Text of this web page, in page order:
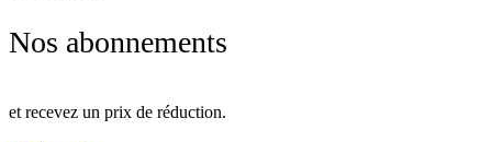
Nos abonnements
et recevez un prix de réduction.